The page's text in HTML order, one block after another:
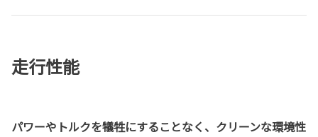
走行性能
パワーやトルクを犠牲にすることなく、クリーンな環境性